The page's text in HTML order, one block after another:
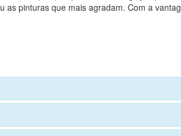
pinturas que mais agradam. Com a